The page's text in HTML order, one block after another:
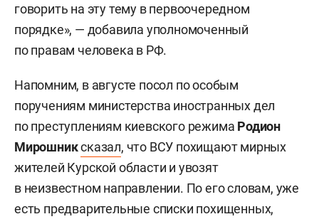
говорить на эту тему в первоочередном
порядке», — добавила уполномоченный
по правам человека в РФ.
Напомним, в августе посол по особым
поручениям министерства иностранных дел
по преступлениям киевского режима Родион
Мирошниксказал, что ВСУ похищают мирных
жителей Курской области и увозят
в неизвестном направлении. По его словам, уже
есть предварительные списки похищенных,